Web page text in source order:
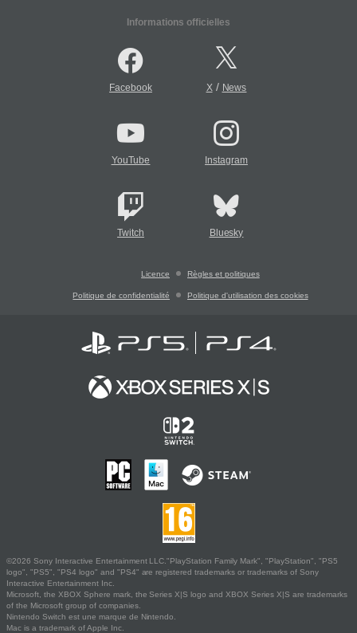
Informations officielles
Facebook X/ News
YouTube Instagram
Twitch Bluesky
Licence Règles et politiques
Politique de confidentialité Politique d'utilisation des cookies
©2026 Sony Interactive Entertainment LLC."PlayStation Family Mark", "PlayStation", "PS5
logo", "PS5", "PS4 logo" and "PS4" are registered trademarks or trademarks of Sony
Interactive Entertainment Inc.
Microsoft, the XBOX Sphere mark, the Series X|S logo and XBOX Series X|S are trademarks
of the Microsoft group of companies.
Nintendo Switch est une marque de Nintendo.
Mac is a trademark of Apple Inc.